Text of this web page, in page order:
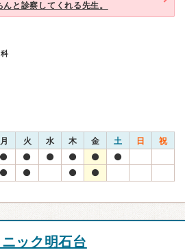
と診察してくれる先生。
月 火 水 木 金 土 日 祝
ック明石台